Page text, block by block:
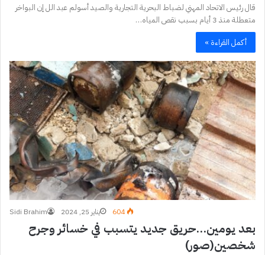
قال رئيس الاتحاد المهني لضباط البحرية التجارية والصيد أسولم عبد الل إن البواخر
متعطلة منذ 3 أيام بسبب نقص المياه…
أكمل القراءة »
Sidi Brahim يناير 25, 2024 604
بعد يومين…حريق جديد يتسبب في خسائر وجرح
شخصين(صور)